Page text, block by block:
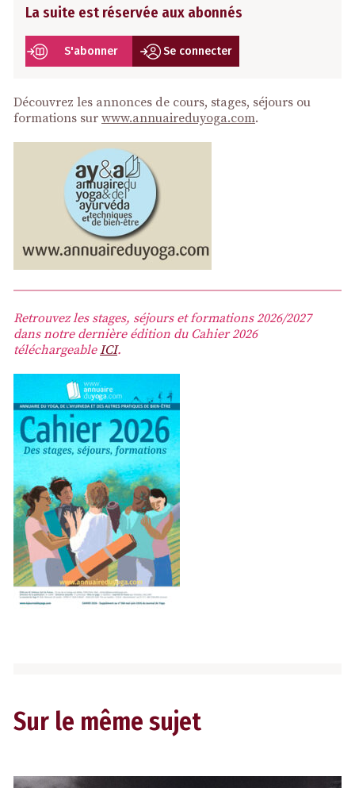
La suite est réservée aux abonnés
S'abonner Se connecter
Découvrez les annonces de cours, stages, séjours ou
formations sur www.annuaireduyoga.com.
Retrouvez les stages, séjours et formations 2026/2027
dans notre dernière édition du Cahier 2026
téléchargeableICI.
Sur le même sujet